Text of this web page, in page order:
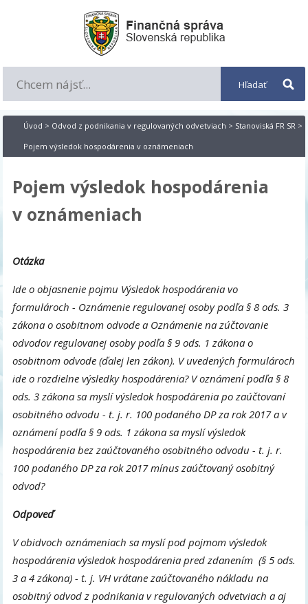
Úvod > Odvod z podnikania v regulovaných odvetviach > Stanoviská FR SR >
Pojem výsledok hospodárenia v oznámeniach
Pojem výsledok hospodárenia
v oznámeniach
Otázka
Ide o objasnenie pojmu Výsledok hospodárenia vo
formulároch - Oznámenie regulovanej osoby podľa § 8 ods. 3
zákona o osobitnom odvode a Oznámenie na zúčtovanie
odvodov regulovanej osoby podľa § 9 ods. 1 zákona o
osobitnom odvode (ďalej len zákon). V uvedených formulároch
ide o rozdielne výsledky hospodárenia? V oznámení podľa § 8
ods. 3 zákona sa myslí výsledok hospodárenia po zaúčtovaní
osobitného odvodu - t. j. r. 100 podaného DP za rok 2017 a v
oznámení podľa § 9 ods. 1 zákona sa myslí výsledok
hospodárenia bez zaúčtovaného osobitného odvodu - t. j. r.
100 podaného DP za rok 2017 mínus zaúčtovaný osobitný
odvod?
Odpoveď
V obidvoch oznámeniach sa myslí pod pojmom výsledok
hospodárenia výsledok hospodárenia pred zdanením (§ 5 ods.
3 a 4 zákona) - t. j. VH vrátane zaúčtovaného nákladu na
osobitný odvod z podnikania v regulovaných odvetviach a aj